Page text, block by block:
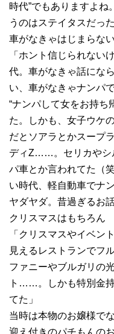
時代”でもありますよ
うのはステイタスだっ
車がなきゃはじまらない
「ホント信じられない
代。車がなきゃ話にな
い、車がなきゃナンパ
“ナンパして女をお持ち
た。しかも、女子ウケ
だとソアラとかスープ
ディZ……。セリカやシ
パ車とか言われてた（
い時代、軽自動車でナ
ヤダヤダ。昔過ぎるお話
クリスマスはもちろん
「クリスマスやイベン
見えるレストランでフ
ファニーやブルガリの
ト……。しかも特別金
てた」
当時は本物のお嬢様で
迎え付きのパチもんの